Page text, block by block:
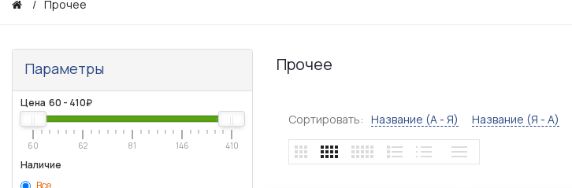
Прочее
Параметры
Цена 60 - 410₽
60 62 81 146 410
Наличие
Все
Прочее
Сортировать: Название (А - Я) Название (Я - А)